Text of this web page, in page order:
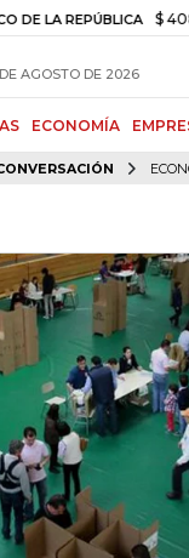
REPÚBLICA $
AGOSTO DE 2026
ECONOMÍA